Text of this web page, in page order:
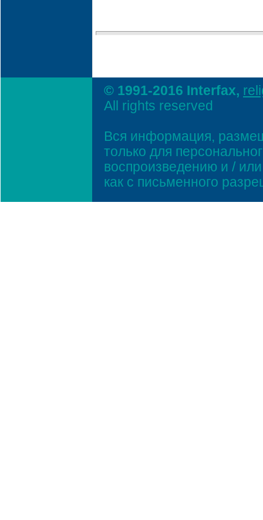
© 1991-2016 Interfax,
All rights reserved
Вся информация,
только для
воспроизведению и /
как с письменного